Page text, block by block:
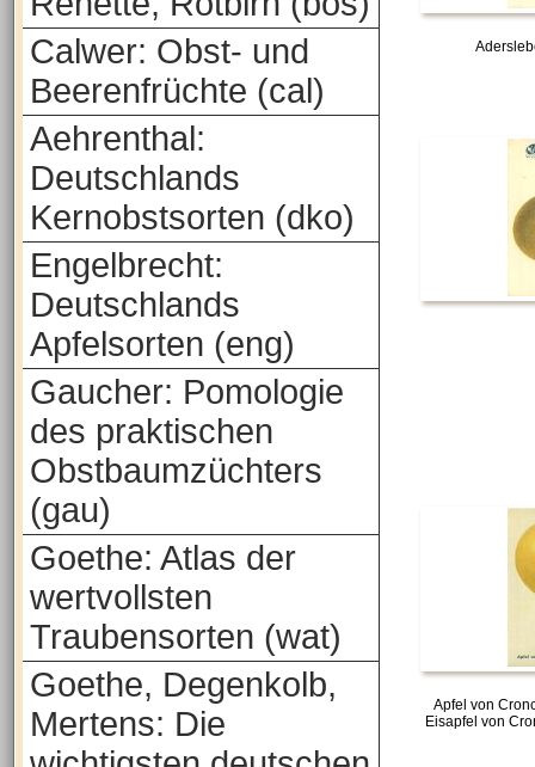
Calwer: Obst- und
Beerenfrüchte (cal)
Aehrenthal:
Deutschlands
Kernobstsorten (dko)
Engelbrecht:
Deutschlands
Apfelsorten (eng)
Gaucher: Pomologie
des praktischen
Obstbaumzüchters
(gau)
Goethe: Atlas der
wertvollsten
Traubensorten (wat)
Goethe, Degenkolb,
Mertens: Die
Apfel von
Eisapfel von